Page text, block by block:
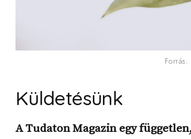
Küldetésünk
A Tudaton Magazin egy